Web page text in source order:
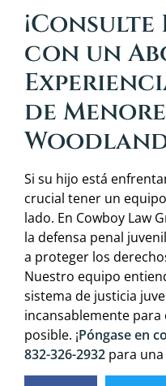
¡Consulte
con un
de
Si su hijo está
crucial tener un
lado. En Cowboy Law
la defensa penal
a proteger los
Nuestro equipo
sistema de justicia
incansablemente
posible. ¡Póngase en
832-326-2932 para